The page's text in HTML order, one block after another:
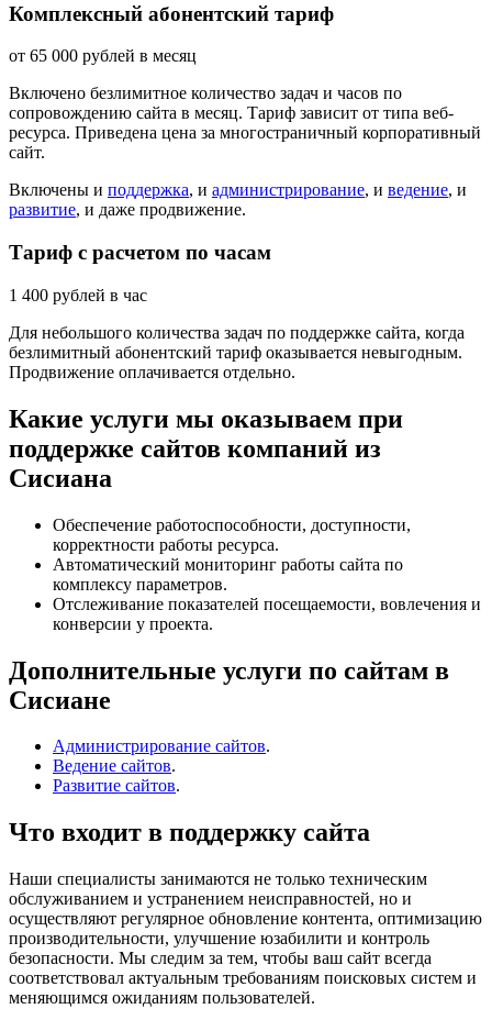
Комплексный абонентский тариф
от 65 000 рублей в месяц
Включено безлимитное количество задач и часов по
сопровождению сайта в месяц. Тариф зависит от типа веб-
ресурса. Приведена цена за многостраничный корпоративный
сайт.
Включены и поддержка, и администрирование, и ведение, и
развитие, и даже продвижение.
Тариф с расчетом по часам
1 400 рублей в час
Для небольшого количества задач по поддержке сайта, когда
безлимитный абонентский тариф оказывается невыгодным.
Продвижение оплачивается отдельно.
Какие услуги мы оказываем при
поддержке сайтов компаний из
Сисиана
Обеспечение работоспособности, доступности,
корректности работы ресурса.
Автоматический мониторинг работы сайта по
комплексу параметров.
Отслеживание показателей посещаемости, вовлечения и
конверсии у проекта.
Дополнительные услуги по сайтам в
Сисиане
Администрирование сайтов.
Ведение сайтов.
Развитие сайтов.
Что входит в поддержку сайта
Наши специалисты занимаются не только техническим
обслуживанием и устранением неисправностей, но и
осуществляют регулярное обновление контента, оптимизацию
производительности, улучшение юзабилити и контроль
безопасности. Мы следим за тем, чтобы ваш сайт всегда
соответствовал актуальным требованиям поисковых систем и
меняющимся ожиданиям пользователей.